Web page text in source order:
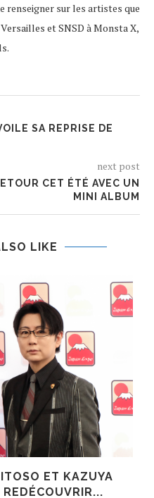
renseigner sur les artistes que
et SNSD à Monsta X,
SA REPRISE DE
next post
CET ÉTÉ AVEC UN
MINI ALBUM
LIKE
ET KAZUYA